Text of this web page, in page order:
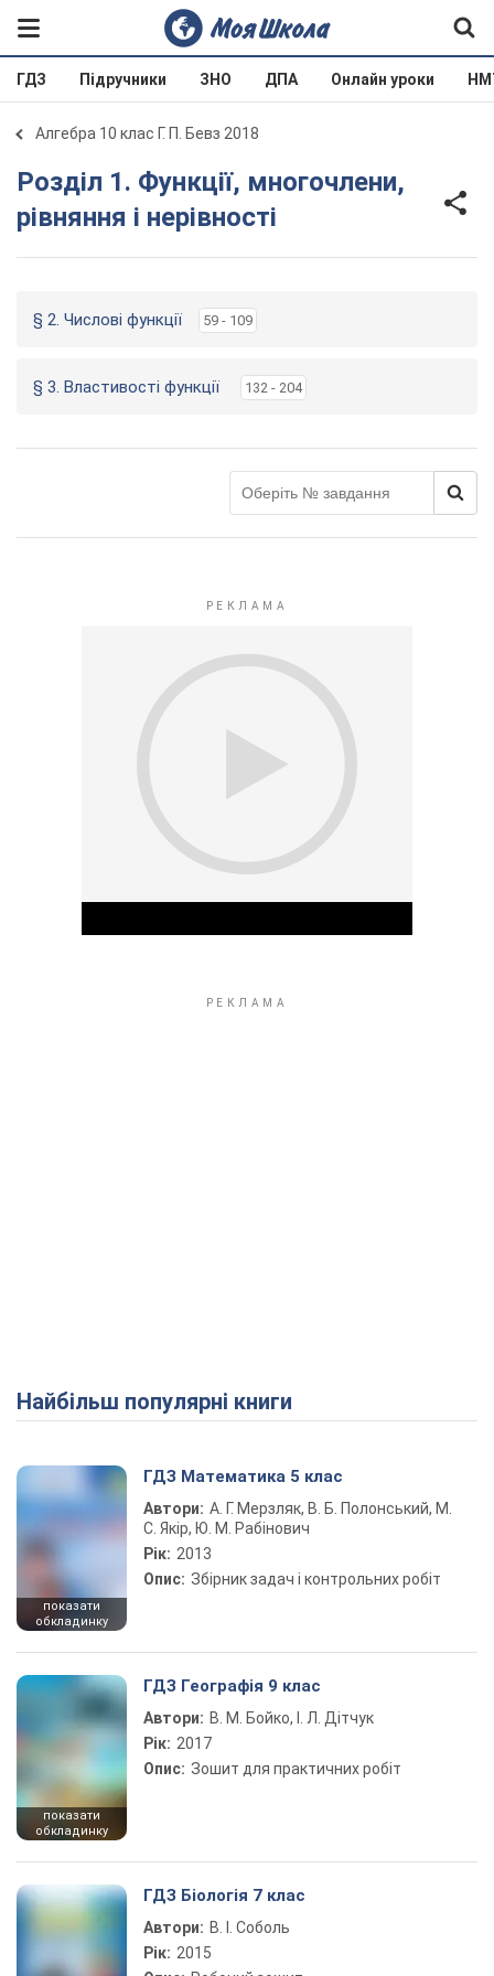
ГДЗ Підручники ЗНО ДПА Онлайн уроки
Алгебра 10 клас Г. П. Бевз 2018
Розділ 1. Функції, многочлени,
рівняння і нерівності
§ 2. Числові функції 59 - 109
§ 3. Властивості функції 132 - 204
Найбільш популярні книги
показати
обкладинку
ГДЗ Математика 5 клас
Автори: А. Г. Мерзляк, В. Б. Полонський, М.
С. Якір, Ю. М. Рабінович
Рік: 2013
Опис: Збірник задач і контрольних робіт
показати
обкладинку
ГДЗ Географія 9 клас
Автори: В. М. Бойко, І. Л. Дітчук
Рік: 2017
Опис: Зошит для практичних робіт
ГДЗ Біологія 7 клас
Автори: В. І. Соболь
Рік: 2015